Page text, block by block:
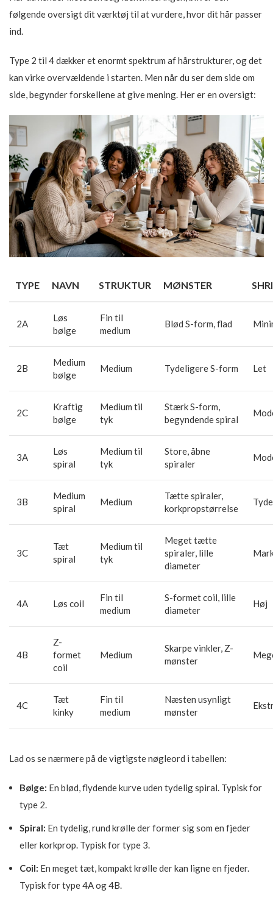
følgende oversigt dit værktøj til at vurdere, hvor dit hår passer
ind.
Type 2 til 4 dækker et enormt spektrum af hårstrukturer, og det
kan virke overvældende i starten. Men når du ser dem side om
side, begynder forskellene at give mening. Her er en oversigt:
TYPE NAVN STRUKTUR MØNSTER
2A
Løs
bølge
Fin til
medium
Blød S-form, flad
2B
Medium
bølge
Medium Tydeligere S-form Let
2C
Kraftig
bølge
Medium til
tyk
Stærk S-form,
begyndende spiral
3A
Løs
spiral
Medium til
tyk
Store, åbne
spiraler
3B
Medium
spiral
Medium
Tætte spiraler,
korkpropstørrelse
3C
Tæt
spiral
Medium til
tyk
Meget tætte
spiraler, lille
diameter
4A Løs coil
Fin til
medium
S-formet coil, lille
diameter
Høj
4B
Z-
formet
coil
Medium
Skarpe vinkler, Z-
mønster
4C
Tæt
kinky
Fin til
medium
Næsten usynligt
mønster
Lad os se nærmere på de vigtigste nøgleord i tabellen:
Bølge: En blød, flydende kurve uden tydelig spiral. Typisk for
type 2.
Spiral: En tydelig, rund krølle der former sig som en fjeder
eller korkprop. Typisk for type 3.
Coil: En meget tæt, kompakt krølle der kan ligne en fjeder.
Typisk for type 4A og 4B.